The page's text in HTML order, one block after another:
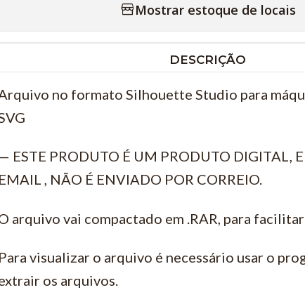
Mostrar estoque de locais
DESCRIÇÃO
no formato Silhouette Studio para
— ESTE PRODUTO É UM PRODUTO DIGITAL,
EMAIL , NÃO É ENVIADO POR CORREIO.
arquivo vai compactado em .RAR, para
Para visualizar o arquivo é necessário usar o
os arquivos.